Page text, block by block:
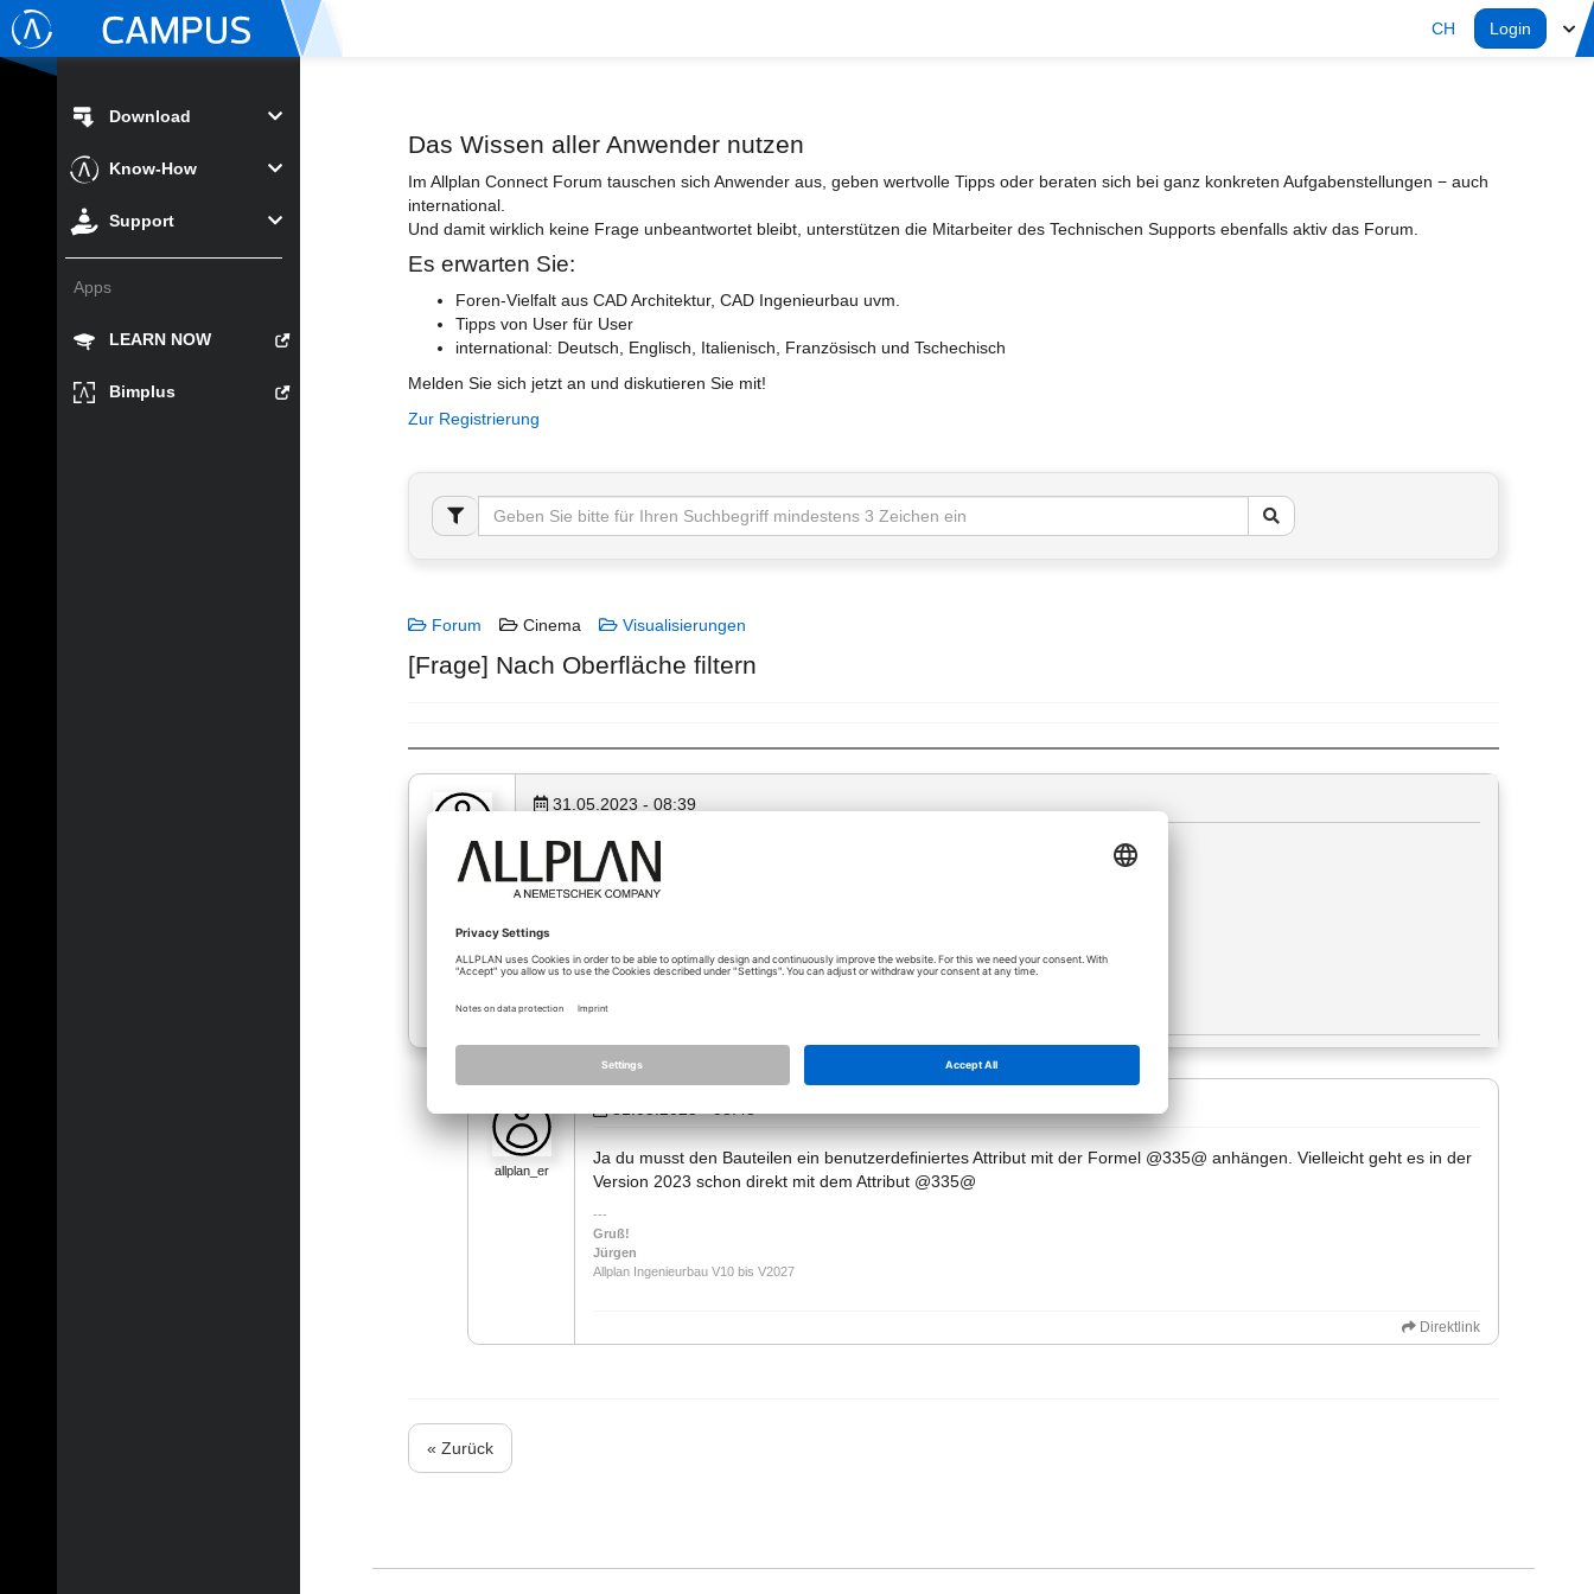
CH Login
Download
Know-How
Support
Apps
LEARN NOW
Bimplus
Das Wissen aller Anwender nutzen
Im Allplan Connect Forum tauschen sich Anwender aus, geben wertvolle Tipps oder beraten sich bei ganz konkreten Aufgabenstellungen − auch
international.
Und damit wirklich keine Frage unbeantwortet bleibt, unterstützen die Mitarbeiter des Technischen Supports ebenfalls aktiv das Forum.
Es erwarten Sie:
Foren-Vielfalt aus CAD Architektur, CAD Ingenieurbau uvm.
Tipps von User für User
international: Deutsch, Englisch, Italienisch, Französisch und Tschechisch
Melden Sie sich jetzt an und diskutieren Sie mit!
Zur Registrierung
Forum Cinema Visualisierungen
[Frage] Nach Oberfläche filtern
jurij_sket
31.05.2023 - 08:39
Hallo!
Gibt es eine Möglickeit die Bauteile nach Oberfläche zu filtern?
Stecke im Allplan seit 1995
allplan_er
Ja du musst den Bauteilen ein benutzerdefiniertes Attribut mit der Formel @335@ anhängen. Vielleicht geht es in der
Version 2023 schon direkt mit dem Attribut @335@
Gruß!
Jürgen
Allplan Ingenieurbau V10 bis V2027
Direktlink
« Zurück